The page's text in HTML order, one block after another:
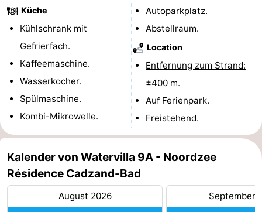
Golfplatze
Sportangeln
Haifischzähne
Essen
und
trinken
Veranstaltungen
Praktisch
Küche
Kühlschrank mit
Gefrierfach.
Kaffeemaschine.
Wasserkocher.
Spülmaschine.
Kombi-Mikrowelle.
Autoparkplatz.
Abstellraum.
Location
Entfernung zum Strand:
±400 m.
Auf Ferienpark.
Freistehend.
Kalender von Watervilla 9A - Noordzee
Résidence Cadzand-Bad
August 2026 September